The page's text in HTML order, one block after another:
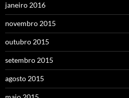
janeiro 2016
novembro 2015
outubro 2015
setembro 2015
agosto 2015